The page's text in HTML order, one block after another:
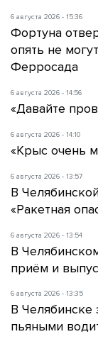
6 августа 2026 - 15:36
Фортуна
опять не
Ферросада
6 августа 2026 - 14:56
«Давайте
6 августа 2026 - 14:10
«Крыс очень
6 августа 2026 - 13:57
В
«Ракетная
6 августа 2026 - 13:54
В
приём и
6 августа 2026 - 13:35
В
пьяными